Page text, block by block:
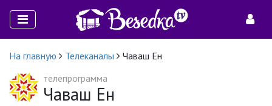
На главную Телеканалы
Чaваш Ен
телепрограмма
Чaваш Ен